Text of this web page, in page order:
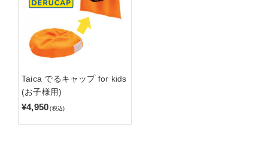
Taica でるキャップ for kids
(お子様用)
¥4,950 (税込)